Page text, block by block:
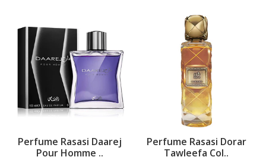
Perfume Rasasi Daarej
Pour Homme ..
Perfume Rasasi Dorar
Tawleefa Col..